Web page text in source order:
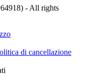
- All rights
di cancellazione